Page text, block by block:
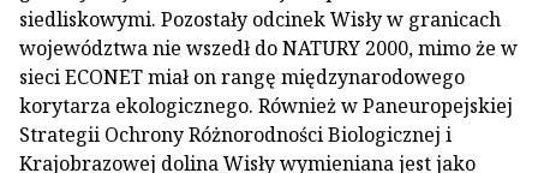
siedliskowymi. Pozostały odcinek Wisły w granicach
województwa nie wszedł do NATURY 2000, mimo że w
sieci ECONET miał on rangę międzynarodowego
korytarza ekologicznego. Również w Paneuropejskiej
Strategii Ochrony Różnorodności Biologicznej i
Krajobrazowej dolina Wisły wymieniana jest jako